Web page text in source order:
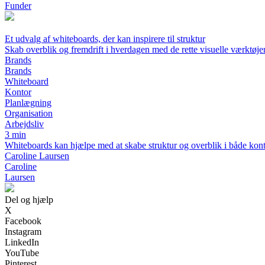
Funder
Et udvalg af whiteboards, der kan inspirere til struktur
Skab overblik og fremdrift i hverdagen med de rette visuelle
Brands
Brands
Whiteboard
Kontor
Planlægning
Organisation
Arbejdsliv
3 min
Whiteboards kan hjælpe med at skabe struktur og overblik i både
Caroline Laursen
Caroline
Laursen
Del og hjælp
X
Facebook
Instagram
LinkedIn
YouTube